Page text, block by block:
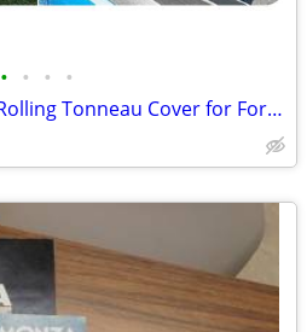
• • • •
BAK Revolver X4s Hard Rolling Tonneau Cover for Ford Maverick